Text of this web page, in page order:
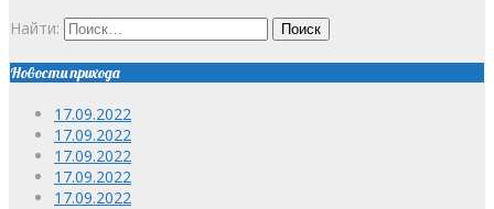
Найти:
Новости прихода
17.09.2022
17.09.2022
17.09.2022
17.09.2022
17.09.2022